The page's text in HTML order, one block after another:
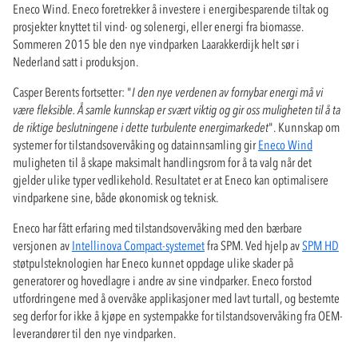
Eneco Wind. Eneco foretrekker å investere i energibesparende tiltak og
prosjekter knyttet til vind- og solenergi, eller energi fra biomasse.
Sommeren 2015 ble den nye vindparken Laarakkerdijk helt sør i
Nederland satt i produksjon.
Casper Berents fortsetter: "I den nye verdenen av fornybar energi må vi
være fleksible. Å samle kunnskap er svært viktig og gir oss muligheten til å ta
de riktige beslutningene i dette turbulente energimarkedet". Kunnskap om
systemer for tilstandsovervåking og datainnsamling girEneco Wind
muligheten til å skape maksimalt handlingsrom for å ta valg når det
gjelder ulike typer vedlikehold. Resultatet er at Eneco kan optimalisere
vindparkene sine, både økonomisk og teknisk.
Eneco har fått erfaring med tilstandsovervåking med den bærbare
versjonen av Intellinova Compact-systemetfra SPM. Ved hjelp avSPM HD
støtpulsteknologien har Eneco kunnet oppdage ulike skader på
generatorer og hovedlagre i andre av sine vindparker. Eneco forstod
utfordringene med å overvåke applikasjoner med lavt turtall, og bestemte
seg derfor for ikke å kjøpe en systempakke for tilstandsovervåking fra OEM-
leverandører til den nye vindparken.